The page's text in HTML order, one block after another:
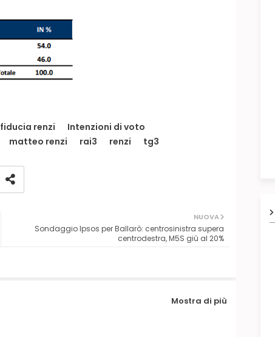
fiducia renzi
Intenzioni di voto
matteo renzi rai3 renzi tg3
NUOVA
Sondaggio Ipsos per Ballarò: centrosinistra supera
centrodestra, M5S giù al 20%
Mostra di più